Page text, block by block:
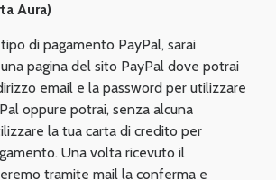
Aura)
di pagamento PayPal, sarai
pagina del sito PayPal dove potrai
email e la password per utilizzare
oppure potrai, senza alcuna
la tua carta di credito per
Una volta ricevuto il
tramite mail la conferma e